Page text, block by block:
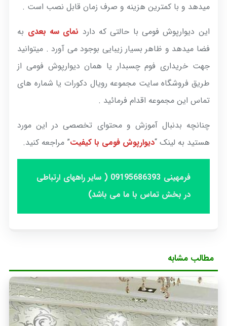
میدهد و با کمترین هزینه و صرف زمان قابل نصب است .
این دیوارپوش فومی با حالتی که دارد نمای سه بعدی به
فضا میدهد و ظاهر بسیار زیبایی بوجود می آورد . میتوانید
جهت خریداری فوم چسبدار یا همان دیوارپوش فومی از
طریق فروشگاه سایت مجموعه رویال دکورات یا شماره های
تماس این مجموعه اقدام فرمائید .
چنانچه بدنبال آموزش و محتوای تخصصی در این مورد
هستید به لینک “دیوارپوش فومی با کیفیت” مراجعه کنید.
فرمهینی 09195686393 ( سایر راههای ارتباطی
در بخش تماس با ما می باشد)
مطالب مشابه